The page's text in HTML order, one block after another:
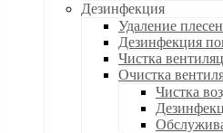
Дезинфекция
Удаление
Дезинфекция
Чистка
Очистка
Чистка